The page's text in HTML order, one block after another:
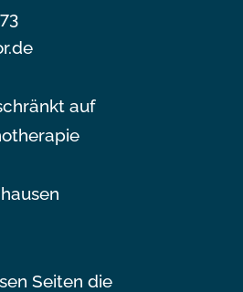
auf
Seiten die